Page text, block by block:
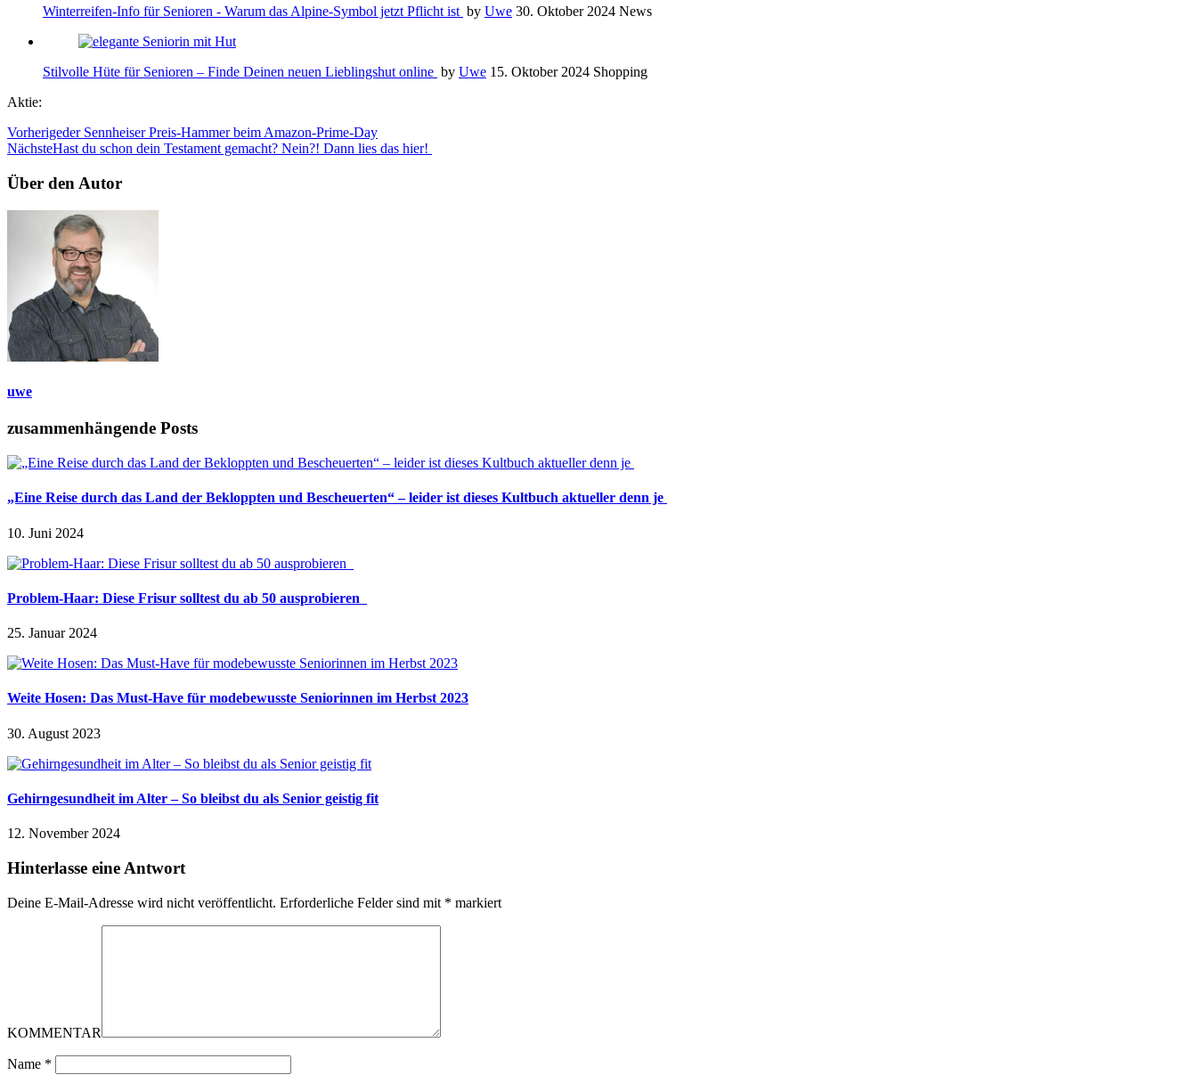
Winterreifen-Info für Senioren - Warum das Alpine-Symbol jetzt Pflicht ist by Uwe 30. Oktober 2024 News
Stilvolle Hüte für Senioren – Finde Deinen neuen Lieblingshut online by Uwe 15. Oktober 2024 Shopping
Aktie:
Vorherigeder Sennheiser Preis-Hammer beim Amazon-Prime-Day
NächsteHast du schon dein Testament gemacht? Nein?! Dann lies das hier!
Über den Autor
uwe
zusammenhängende Posts
„Eine Reise durch das Land der Bekloppten und Bescheuerten“ – leider ist dieses Kultbuch aktueller denn je
10. Juni 2024
Problem-Haar: Diese Frisur solltest du ab 50 ausprobieren
25. Januar 2024
Weite Hosen: Das Must-Have für modebewusste Seniorinnen im Herbst 2023
30. August 2023
Gehirngesundheit im Alter – So bleibst du als Senior geistig fit
12. November 2024
Hinterlasse eine Antwort
Deine E-Mail-Adresse wird nicht veröffentlicht. Erforderliche Felder sind mit * markiert
KOMMENTAR
Name *